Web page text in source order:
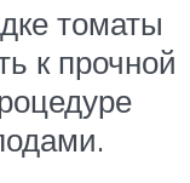
томаты
к прочной